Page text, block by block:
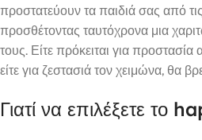
προστατεύουν τα παιδιά σας από
προσθέτοντας ταυτόχρονα μια
τους. Είτε πρόκειται για προστασία
είτε για ζεστασιά τον χειμώνα, θα
Γιατί να επιλέξετε το